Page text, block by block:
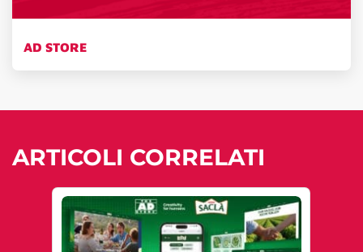
AD STORE
ARTICOLI CORRELATI